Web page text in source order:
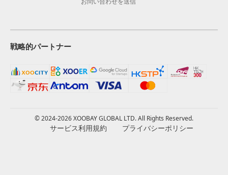
お問い合わせを送信
戦略的パートナー
© 2024-2026 XOOBAY GLOBAL LTD. All Rights Reserved.
サービス利用規約 プライバシーポリシー